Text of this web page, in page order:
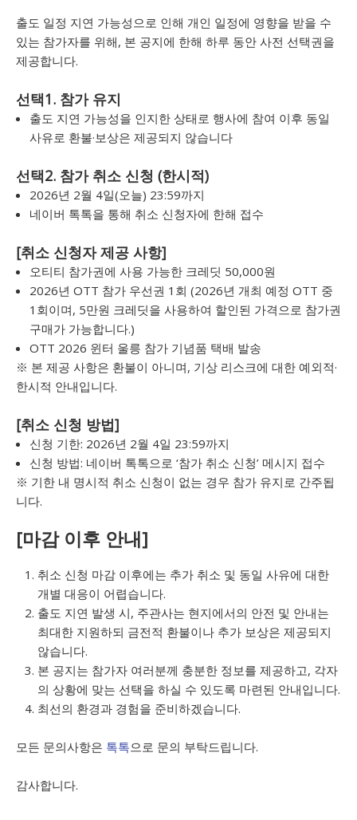
출도 일정 지연 가능성으로 인해 개인 일정에 영향을 받을 수
있는 참가자를 위해, 본 공지에 한해 하루 동안 사전 선택권을
제공합니다.
선택1. 참가 유지
출도 지연 가능성을 인지한 상태로 행사에 참여 이후 동일
사유로 환불·보상은 제공되지 않습니다
선택2. 참가 취소 신청 (한시적)
2026년 2월 4일(오늘) 23:59까지
네이버 톡톡을 통해 취소 신청자에 한해 접수
[취소 신청자 제공 사항]
오티티 참가권에 사용 가능한 크레딧 50,000원
2026년 OTT 참가 우선권 1회 (2026년 개최 예정 OTT 중
1회이며, 5만원 크레딧을 사용하여 할인된 가격으로 참가권
구매가 가능합니다.)
OTT 2026 윈터 울릉 참가 기념품 택배 발송
※ 본 제공 사항은 환불이 아니며, 기상 리스크에 대한 예외적·
한시적 안내입니다.
[취소 신청 방법]
신청 기한: 2026년 2월 4일 23:59까지
신청 방법: 네이버 톡톡으로 ‘참가 취소 신청’ 메시지 접수
※ 기한 내 명시적 취소 신청이 없는 경우 참가 유지로 간주됩
니다.
[마감 이후 안내]
취소 신청 마감 이후에는 추가 취소 및 동일 사유에 대한
개별 대응이 어렵습니다.
출도 지연 발생 시, 주관사는 현지에서의 안전 및 안내는
최대한 지원하되 금전적 환불이나 추가 보상은 제공되지
않습니다.
본 공지는 참가자 여러분께 충분한 정보를 제공하고, 각자
의 상황에 맞는 선택을 하실 수 있도록 마련된 안내입니다.
최선의 환경과 경험을 준비하겠습니다.
모든 문의사항은 톡톡으로 문의 부탁드립니다.
감사합니다.